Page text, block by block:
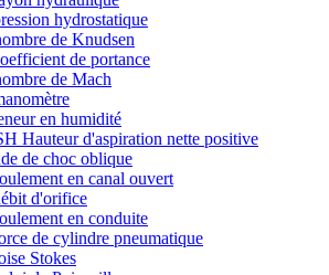
hydrostatique
de Knudsen
de portance
de Mach
en humidité
Hauteur d'aspiration nette positive
de choc oblique
en canal ouvert
d'orifice
en conduite
de cylindre pneumatique
Stokes